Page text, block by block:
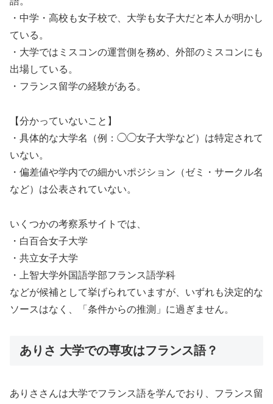
・中学・高校も女子校で、大学も女子大だと本人が明かし
ている。
・大学ではミスコンの運営側を務め、外部のミスコンにも
出場している。
・フランス留学の経験がある。
【分かっていないこと】
・具体的な大学名（例：◯◯女子大学など）は特定されて
いない。
・偏差値や学内での細かいポジション（ゼミ・サークル名
など）は公表されていない。
いくつかの考察系サイトでは、
・白百合女子大学
・共立女子大学
・上智大学外国語学部フランス語学科
などが候補として挙げられていますが、いずれも決定的な
ソースはなく、「条件からの推測」に過ぎません。
ありさ 大学での専攻はフランス語？
ありささんは大学でフランス語を学んでおり、フランス留